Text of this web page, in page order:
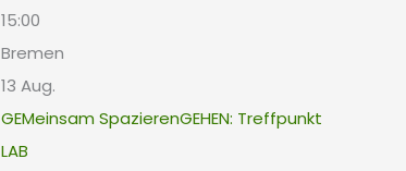
15:00
Bremen
13 Aug.
GEMeinsam SpazierenGEHEN: Treffpunkt
LAB